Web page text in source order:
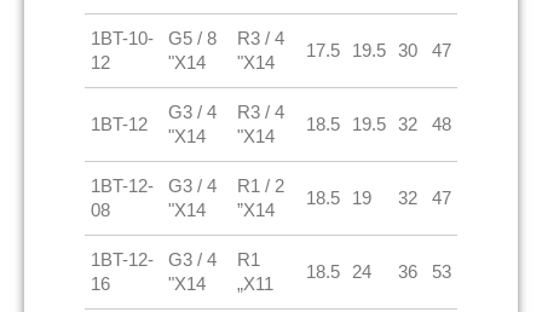
1BT-10-
12
G5 / 8
"X14
R3 / 4
"X14
17.5 19.5 30 47
1BT-12
G3 / 4
"X14
R3 / 4
"X14
18.5 19.5 32 48
1BT-12-
08
G3 / 4
"X14
R1 / 2
”X14
18.5 19 32 47
1BT-12-
16
G3 / 4
"X14
R1
„X11
18.5 24 36 53